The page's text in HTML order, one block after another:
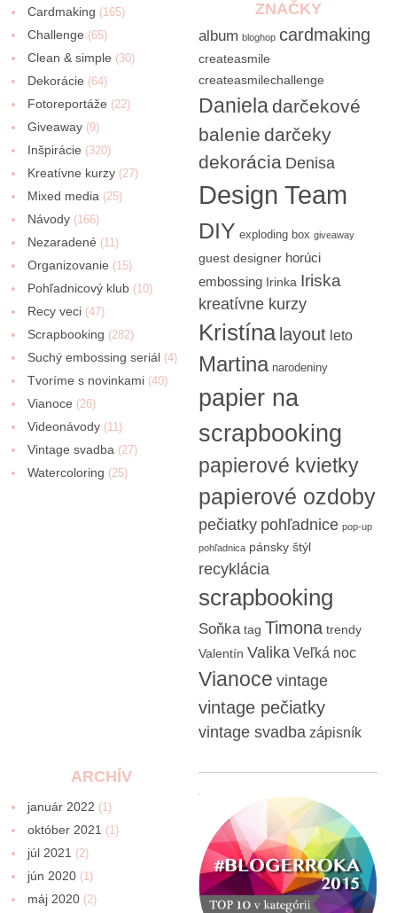
Cardmaking (165)
Challenge (65)
Clean & simple (30)
Dekorácie (64)
Fotoreportáže (22)
Giveaway (9)
Inšpirácie (320)
Kreatívne kurzy (27)
Mixed media (25)
Návody (166)
Nezaradené (11)
Organizovanie (15)
Pohľadnicový klub (10)
Recy veci (47)
Scrapbooking (282)
Suchý embossing seriál (4)
Tvoríme s novinkami (40)
Vianoce (26)
Videonávody (11)
Vintage svadba (27)
Watercoloring (25)
ZNAČKY
album bloghop cardmaking
createasmile
createasmilechallenge
Daniela darčekové
balenie darčeky
dekorácia Denisa
Design Team
DIY exploding box giveaway
guest designer horúci
embossing Irinka Iriska
kreatívne kurzy
Kristína layout leto
Martina narodeniny
papier na
scrapbooking
papierové kvietky
papierové ozdoby
pečiatky pohľadnice pop-up
pohľadnica pánsky štýl
recyklácia
scrapbooking
Soňka tag Timona trendy
Valentín Valika Veľká noc
Vianoce vintage
vintage pečiatky
vintage svadba zápisník
ARCHÍV
január 2022 (1)
október 2021 (1)
júl 2021 (2)
jún 2020 (1)
máj 2020 (2)